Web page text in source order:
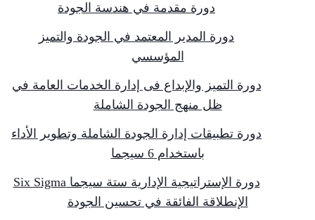
دورة مقدمة في هندسة الجودة
دورة المدير المعتمد في الجودة والتميز
المؤسسي
دورة التميز والإبداع فى إدارة الخدمات العامة في
ظل منهج الجودة الشاملة
دورة تطبيقات إدارة الجودة الشاملة وتطوير الأداء
باستخدام 6 سيجما
دورة الإستراتيجية الإدارية ستة سيجما Six Sigma
الإنطلاقة الفائقة في تحسين الجودة